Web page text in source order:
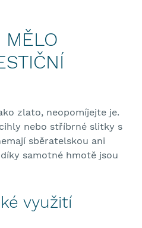
MĚLO
zlato, neopomíjejte je.
nebo stříbrné slitky s
sběratelskou ani
samotné hmotě jsou
využití